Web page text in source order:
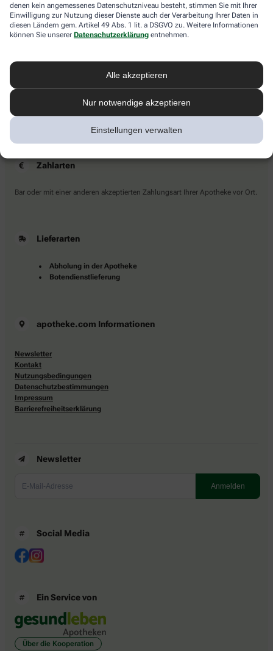
denen kein angemessenes Datenschutzniveau besteht, stimmen Sie mit Ihrer
Einwilligung zur Nutzung dieser Dienste auch der Verarbeitung Ihrer Daten in
diesen Ländern gem. Artikel 49 Abs. 1 lit. a DSGVO zu. Weitere Informationen
können Sie unserer Datenschutzerklärung entnehmen.
Alle akzeptieren
Nur notwendige akzeptieren
Einstellungen verwalten
Information der Antonius-Apotheke
Antonius-Apotheke
84130 Dingolfing
Kontaktieren Sie uns direkt.
Zahlarten
Bar oder mit einer anderen akzeptierten Zahlungsart Ihrer Apotheke vor Ort.
Lieferarten
Abholung in der Apotheke
Botendienstlieferung
apotheke.com Informationen
Newsletter
Kontakt
Nutzungsbedingungen
Datenschutzbestimmungen
Impressum
Barrierefreiheitserklärung
Newsletter
Social Media
Ein Service von
Über die Kooperation